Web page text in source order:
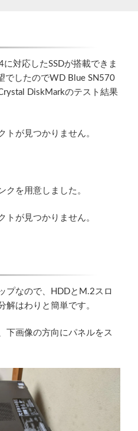
対応したSSDが搭載できま
でしたのでWD Blue SN570
DiskMarkのテスト結果
トが見つかりません。
クを用意しました。
トが見つかりません。
プなので、HDDとM.2スロ
解はわりと簡単です。
下画像の方向にパネルをス